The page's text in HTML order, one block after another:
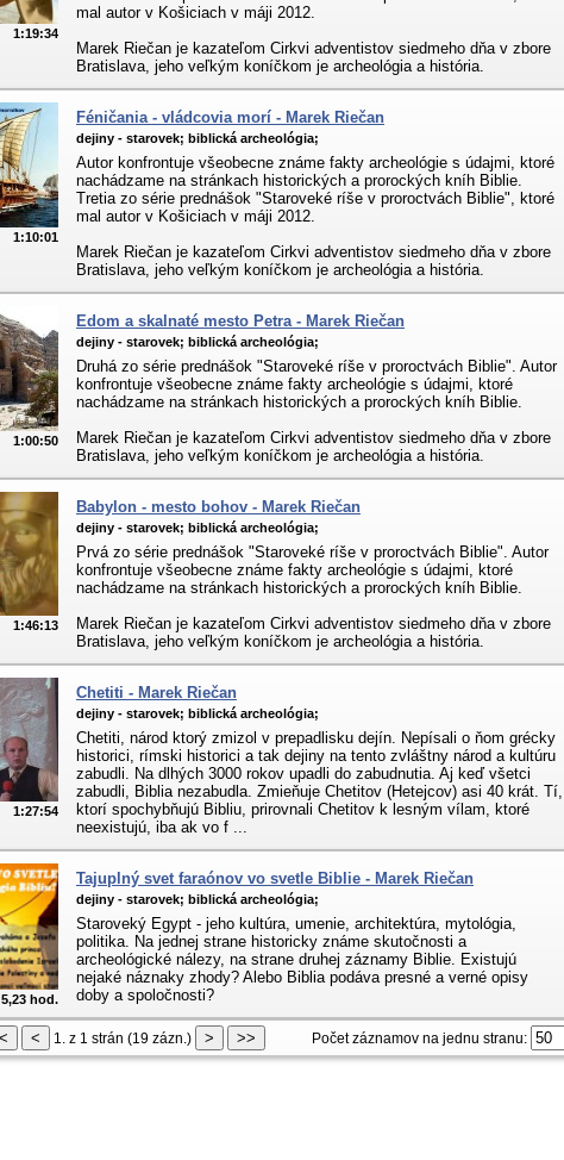
1:19:34
mal autor v Košiciach v máji 2012.
Marek Riečan je kazateľom Cirkvi adventistov siedmeho dňa v zbore
Bratislava, jeho veľkým koníčkom je archeológia a história.
1:10:01
Féničania - vládcovia morí - Marek Riečan
dejiny - starovek; biblická archeológia;
Autor konfrontuje všeobecne známe fakty archeológie s údajmi, ktoré
nachádzame na stránkach historických a prorockých kníh Biblie.
Tretia zo série prednášok "Staroveké ríše v proroctvách Biblie", ktoré
mal autor v Košiciach v máji 2012.
Marek Riečan je kazateľom Cirkvi adventistov siedmeho dňa v zbore
Bratislava, jeho veľkým koníčkom je archeológia a história.
1:00:50
Edom a skalnaté mesto Petra - Marek Riečan
dejiny - starovek; biblická archeológia;
Druhá zo série prednášok "Staroveké ríše v proroctvách Biblie". Autor
konfrontuje všeobecne známe fakty archeológie s údajmi, ktoré
nachádzame na stránkach historických a prorockých kníh Biblie.
Marek Riečan je kazateľom Cirkvi adventistov siedmeho dňa v zbore
Bratislava, jeho veľkým koníčkom je archeológia a história.
1:46:13
Babylon - mesto bohov - Marek Riečan
dejiny - starovek; biblická archeológia;
Prvá zo série prednášok "Staroveké ríše v proroctvách Biblie". Autor
konfrontuje všeobecne známe fakty archeológie s údajmi, ktoré
nachádzame na stránkach historických a prorockých kníh Biblie.
Marek Riečan je kazateľom Cirkvi adventistov siedmeho dňa v zbore
Bratislava, jeho veľkým koníčkom je archeológia a história.
1:27:54
Chetiti - Marek Riečan
dejiny - starovek; biblická archeológia;
Chetiti, národ ktorý zmizol v prepadlisku dejín. Nepísali o ňom grécky
historici, rímski historici a tak dejiny na tento zvláštny národ a kultúru
zabudli. Na dlhých 3000 rokov upadli do zabudnutia. Aj keď všetci
zabudli, Biblia nezabudla. Zmieňuje Chetitov (Hetejcov) asi 40 krát. Tí,
ktorí spochybňujú Bibliu, prirovnali Chetitov k lesným vílam, ktoré
neexistujú, iba ak vo f ...
5,23 hod.
Tajuplný svet faraónov vo svetle Biblie - Marek Riečan
dejiny - starovek; biblická archeológia;
Staroveký Egypt - jeho kultúra, umenie, architektúra, mytológia,
politika. Na jednej strane historicky známe skutočnosti a
archeológické nálezy, na strane druhej záznamy Biblie. Existujú
nejaké náznaky zhody? Alebo Biblia podáva presné a verné opisy
doby a spoločnosti?
1. z 1 strán (19 zázn.) Počet záznamov na jednu stranu: